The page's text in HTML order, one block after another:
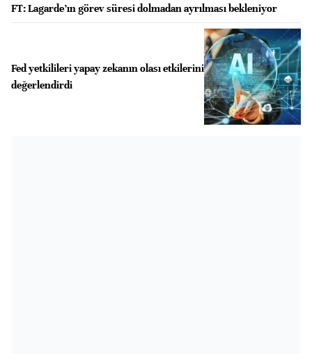
FT: Lagarde’ın görev süresi dolmadan ayrılması bekleniyor
Fed yetkilileri yapay zekanın olası etkilerini
değerlendirdi